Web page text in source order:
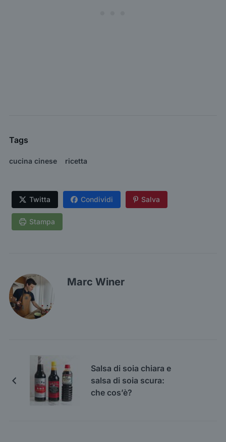
Tags
cucina cinese ricetta
Twitta Condividi Salva
Stampa
Marc Winer
Salsa di soia chiara e
salsa di soia scura:
che cos’è?